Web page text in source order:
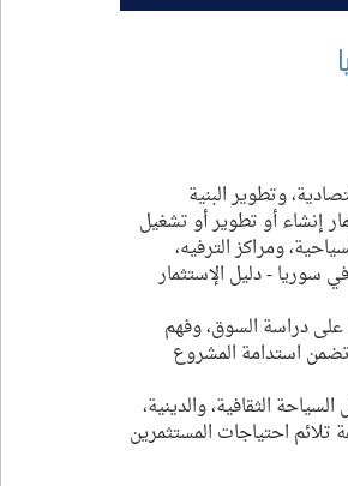
وتطوير البنية
إنشاء أو تطوير أو تشغيل
ومراكز الترفيه،
سوريا - دليل الإستثمار
على دراسة السوق، وفهم
استدامة المشروع
الثقافية، والدينية،
تلائم احتياجات المستثمرين